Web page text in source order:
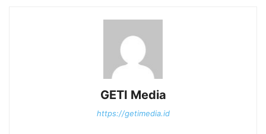
GETI Media
https://getimedia.id